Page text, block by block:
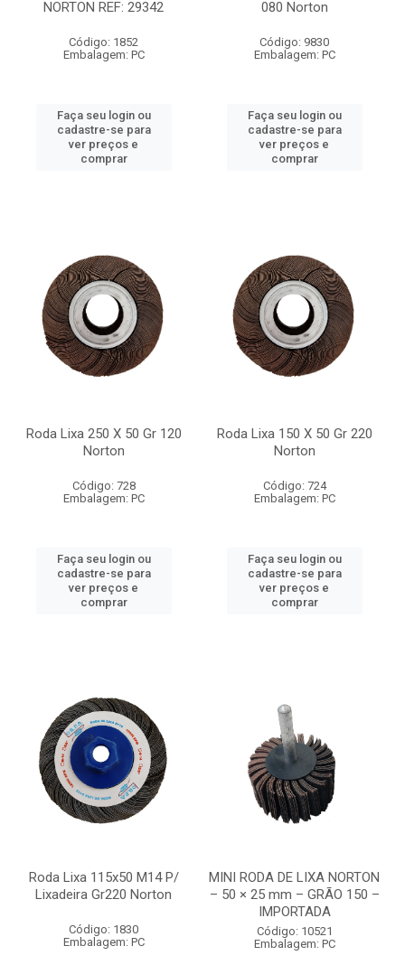
NORTON REF: 29342
Código: 1852
Embalagem: PC
Faça seu login ou
cadastre-se para
ver preços e
comprar
080 Norton
Código: 9830
Embalagem: PC
Faça seu login ou
cadastre-se para
ver preços e
comprar
Roda Lixa 250 X 50 Gr 120
Norton
Código: 728
Embalagem: PC
Faça seu login ou
cadastre-se para
ver preços e
comprar
Roda Lixa 150 X 50 Gr 220
Norton
Código: 724
Embalagem: PC
Faça seu login ou
cadastre-se para
ver preços e
comprar
Roda Lixa 115x50 M14 P/
Lixadeira Gr220 Norton
Código: 1830
Embalagem: PC
MINI RODA DE LIXA NORTON
– 50 × 25 mm – GRÃO 150 –
IMPORTADA
Código: 10521
Embalagem: PC